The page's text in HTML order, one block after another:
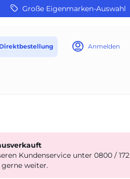
Große Eigenmarken-Auswahl
Direktbestellung Anmelden
Kundenservice unter 0800 / 172
weiter.